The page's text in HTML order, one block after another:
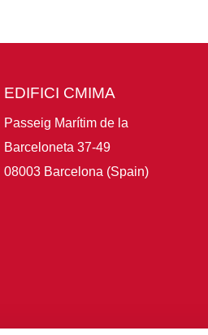
EDIFICI CMIMA
Passeig Marítim de la
Barceloneta 37-49
08003 Barcelona (Spain)